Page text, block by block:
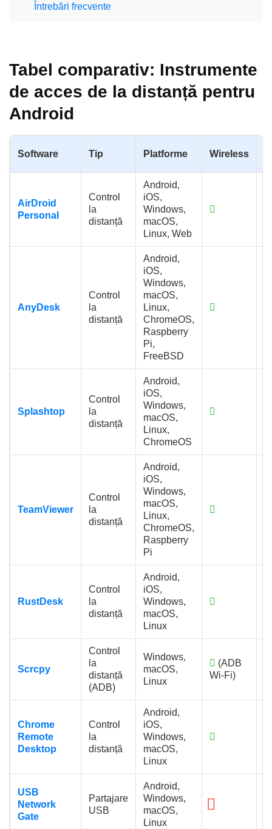
Întrebări frecvente
Tabel comparativ: Instrumente
de acces de la distanță pentru
Android
Software Tip Platforme Wireless
AirDroid
Personal
Control
la
distanță
Android,
iOS,
Windows,
macOS,
Linux, Web
AnyDesk
Control
la
distanță
Android,
iOS,
Windows,
macOS,
Linux,
ChromeOS,
Raspberry
Pi,
FreeBSD
Splashtop
Control
la
distanță
Android,
iOS,
Windows,
macOS,
Linux,
ChromeOS
TeamViewer
Control
la
distanță
Android,
iOS,
Windows,
macOS,
Linux,
ChromeOS,
Raspberry
Pi
RustDesk
Control
la
distanță
Android,
iOS,
Windows,
macOS,
Linux
Scrcpy
Control
la
distanță
(ADB)
Windows,
macOS,
Linux
(ADB
Wi-Fi)
Chrome
Remote
Desktop
Control
la
distanță
Android,
iOS,
Windows,
macOS,
Linux
USB
Network
Gate
Partajare
USB
Android,
Windows,
macOS,
Linux